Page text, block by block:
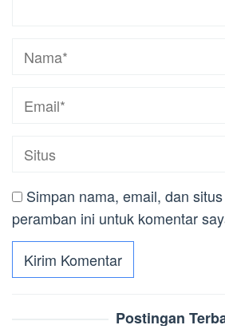
Simpan nama, email, dan
peramban ini untuk komentar
Postingan